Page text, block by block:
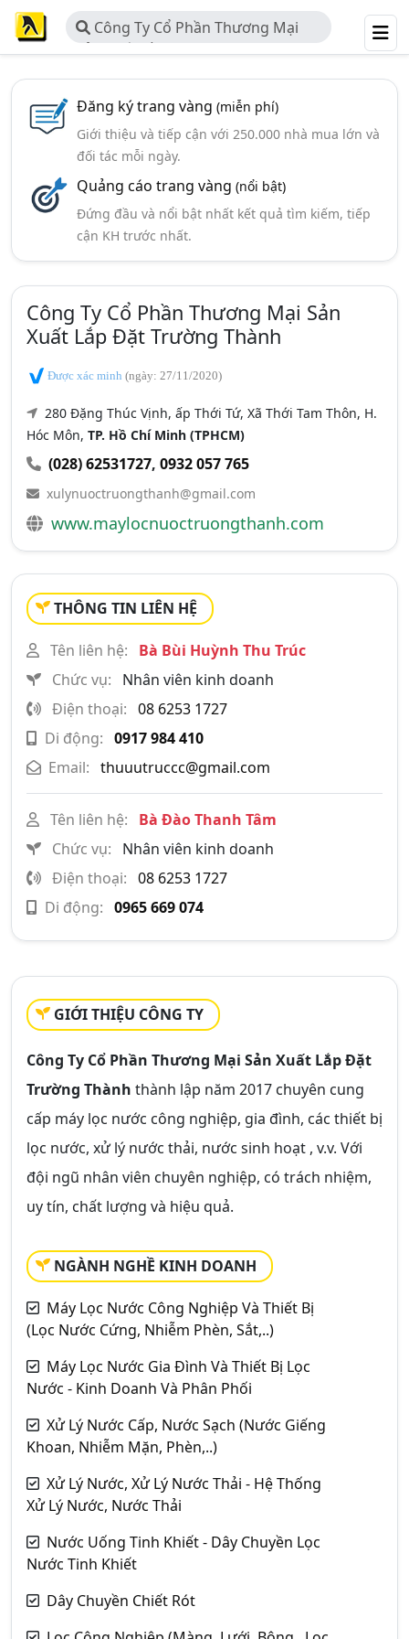
Công Ty Cổ Phần Thương Mại
Sản Xuất Lắp Đặt Trường Thành
Đăng ký trang vàng (miễn phí)
Giới thiệu và tiếp cận với 250.000 nhà mua lớn và
đối tác mỗi ngày.
Quảng cáo trang vàng (nổi bật)
Đứng đầu và nổi bật nhất kết quả tìm kiếm, tiếp
cận KH trước nhất.
Công Ty Cổ Phần Thương Mại Sản
Xuất Lắp Đặt Trường Thành
Được xác minh (ngày: 27/11/2020)
280 Đặng Thúc Vịnh, ấp Thới Tứ, Xã Thới Tam Thôn, H.
Hóc Môn, TP. Hồ Chí Minh (TPHCM)
(028) 62531727, 0932 057 765
xulynuoctruongthanh@gmail.com
www.maylocnuoctruongthanh.com
THÔNG TIN LIÊN HỆ
Tên liên hệ:
Bà Bùi Huỳnh Thu Trúc
Chức vụ:
Nhân viên kinh doanh
Điện thoại: 08 6253 1727
Di động: 0917 984 410
Email: thuuutruccc@gmail.com
Tên liên hệ:
Bà Đào Thanh Tâm
Chức vụ:
Nhân viên kinh doanh
Điện thoại: 08 6253 1727
Di động: 0965 669 074
GIỚI THIỆU CÔNG TY
Công Ty Cổ Phần Thương Mại Sản Xuất Lắp Đặt
Trường Thành thành lập năm 2017 chuyên cung
cấp máy lọc nước công nghiệp, gia đình, các thiết bị
lọc nước, xử lý nước thải, nước sinh hoạt , v.v. Với
đội ngũ nhân viên chuyên nghiệp, có trách nhiệm,
uy tín, chất lượng và hiệu quả.
NGÀNH NGHỀ KINH DOANH
Máy Lọc Nước Công Nghiệp Và Thiết Bị
(Lọc Nước Cứng, Nhiễm Phèn, Sắt,..)
Máy Lọc Nước Gia Đình Và Thiết Bị Lọc
Nước - Kinh Doanh Và Phân Phối
Xử Lý Nước Cấp, Nước Sạch (Nước Giếng
Khoan, Nhiễm Mặn, Phèn,..)
Xử Lý Nước, Xử Lý Nước Thải - Hệ Thống
Xử Lý Nước, Nước Thải
Nước Uống Tinh Khiết - Dây Chuyền Lọc
Nước Tinh Khiết
Dây Chuyền Chiết Rót